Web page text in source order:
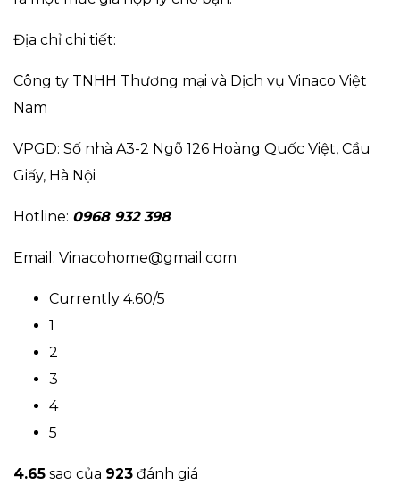
Địa chỉ chi tiết:
Công ty TNHH Thương mại và Dịch vụ Vinaco Việt
Nam
VPGD: Số nhà A3-2 Ngõ 126 Hoàng Quốc Việt, Cầu
Giấy, Hà Nội
Hotline: 0968 932 398
Email: Vinacohome@gmail.com
Currently 4.60/5
1
2
3
4
5
4.65 sao của 923 đánh giá